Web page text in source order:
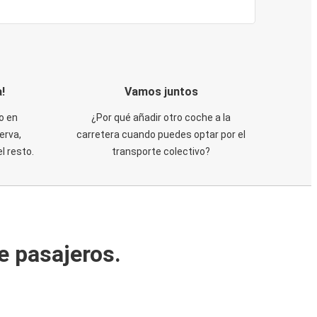
en
resto.
Vamos juntos
¿Por qué añadir otro coche a la
carretera cuando puedes optar por el
transporte colectivo?
pasajeros.